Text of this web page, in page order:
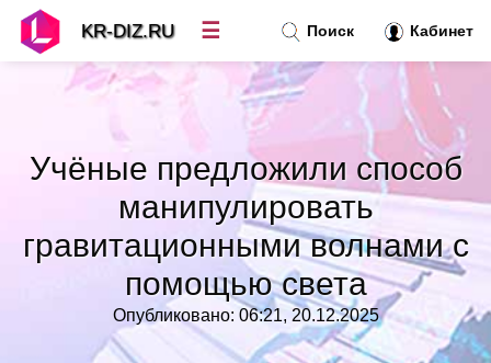
Учёные предложили способ
манипулировать
гравитационными волнами с
помощью света
Опубликовано: 06:21, 20.12.2025
Поиск Кабинет
KR-DIZ.RU ☰
Топ новостей
Рубрики»
»